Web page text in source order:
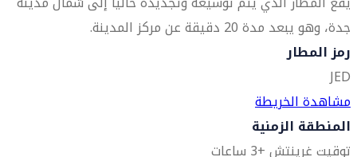
جدة، وهو يبعد مدة 20 دقيقة عن مركز المدينة.
رمز المطار
JED
مشاهدة الخريطة
المنطقة الزمنية
توقيت غرينتش +3 ساعات